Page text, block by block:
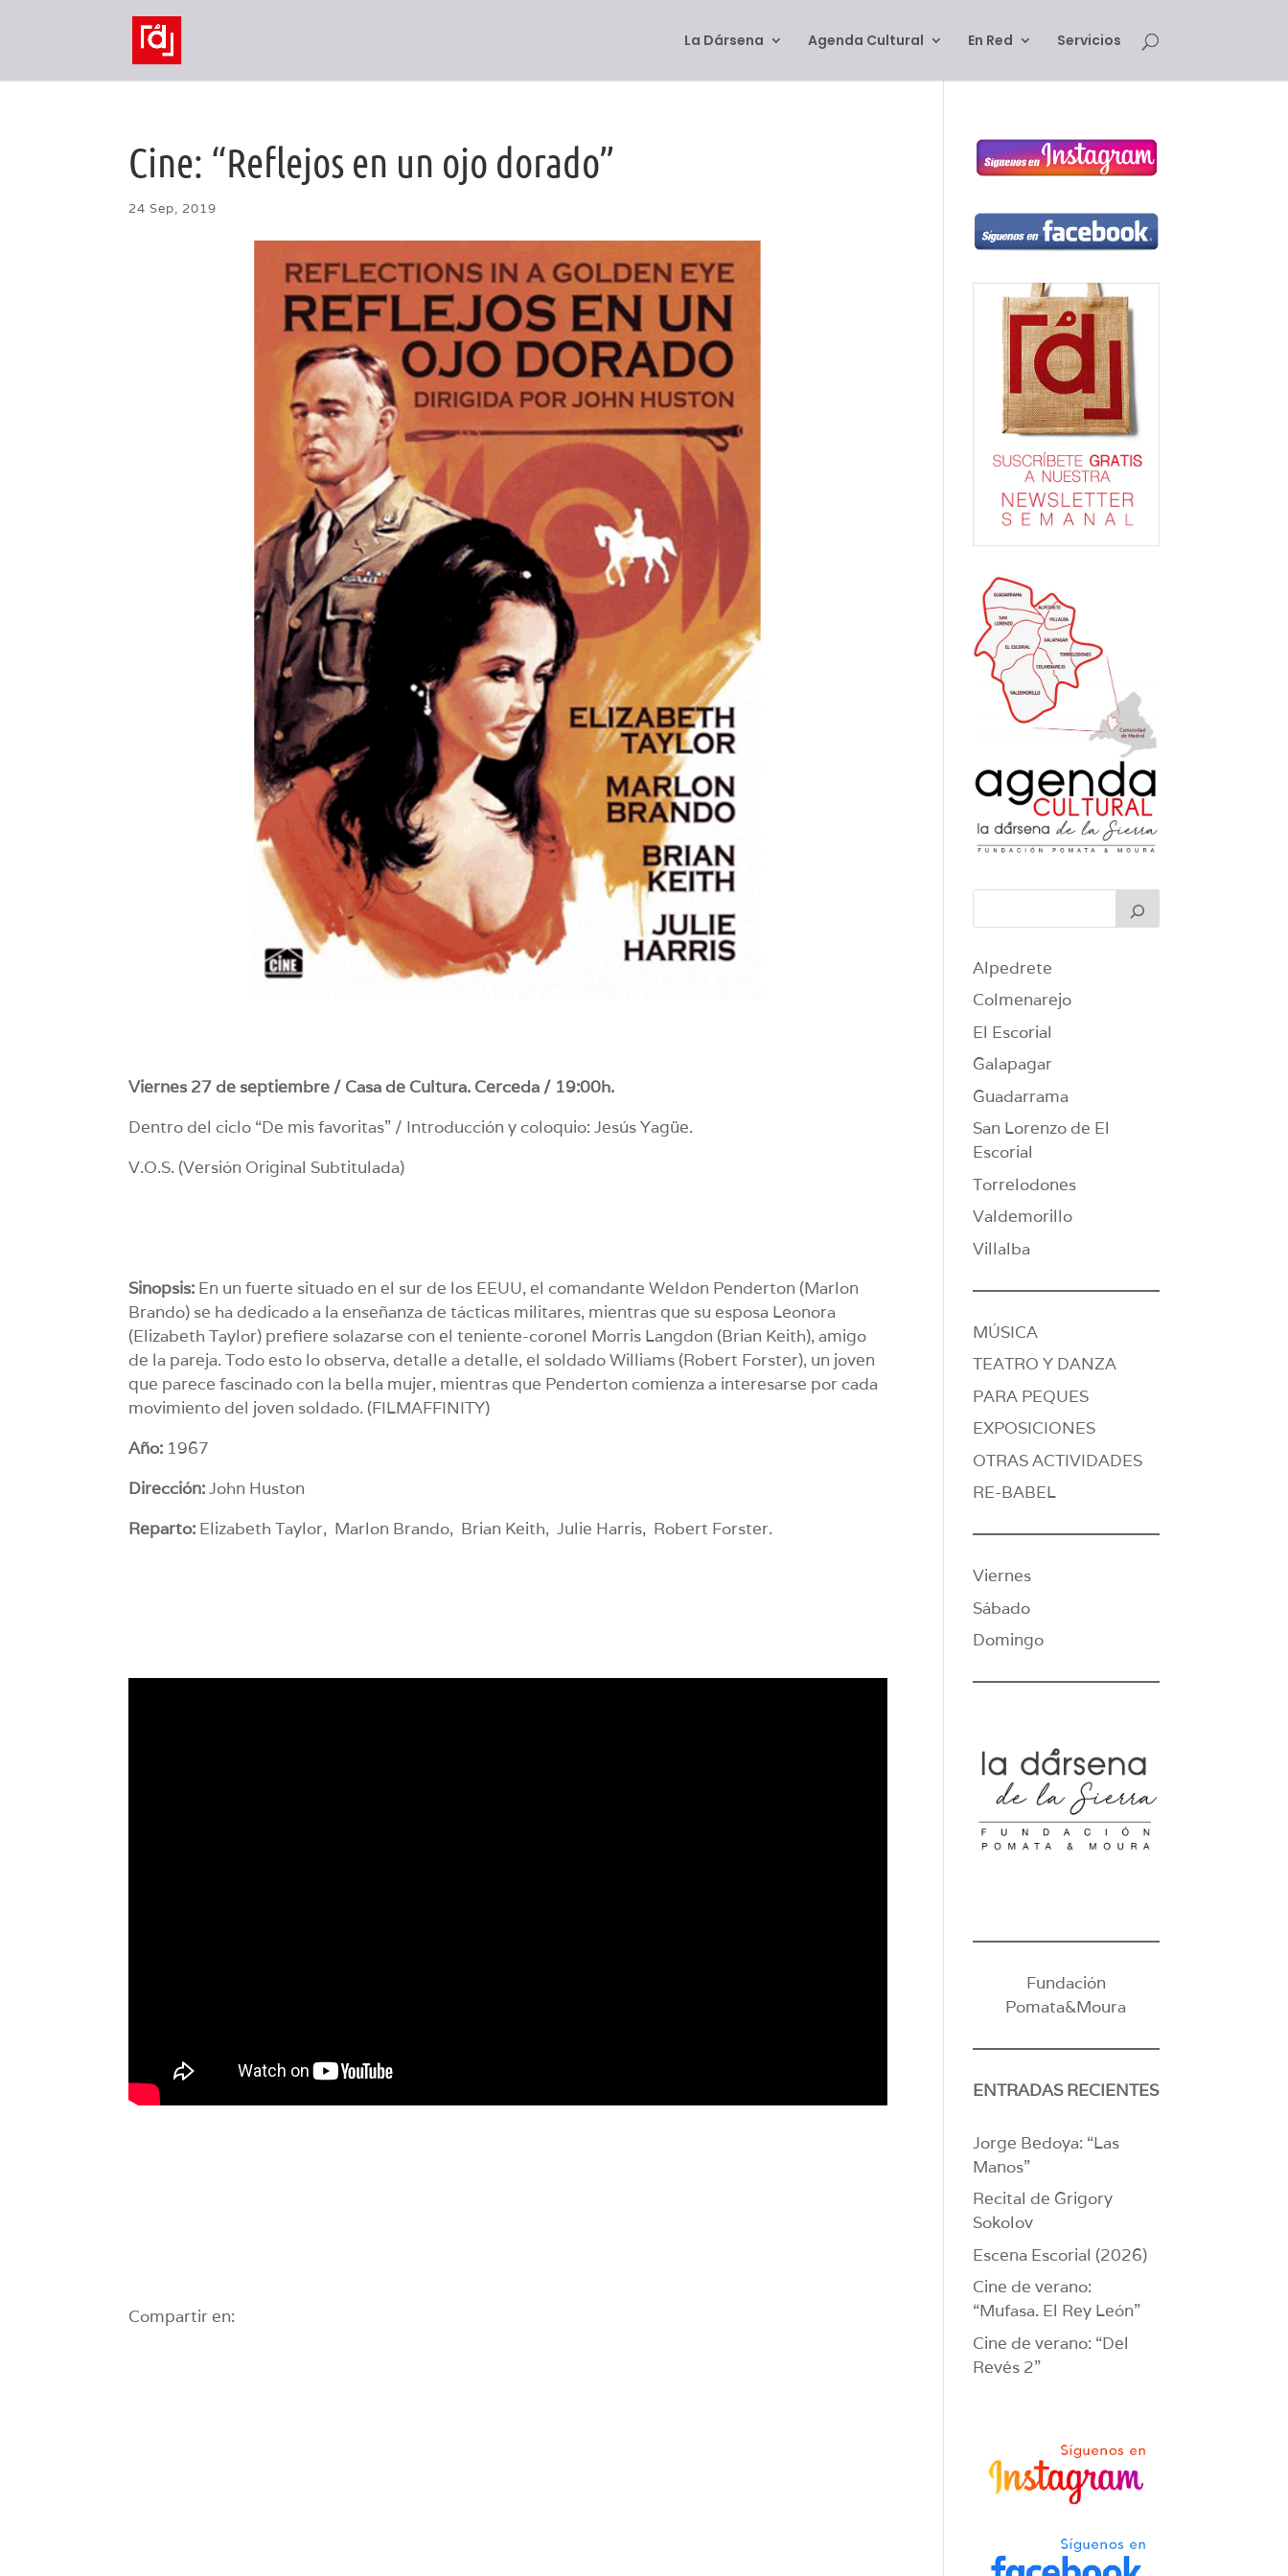
La Dársena Agenda Cultural En Red Servicios
Cine: “Reflejos en un ojo dorado”
24 Sep, 2019
Viernes 27 de septiembre / Casa de Cultura. Cerceda / 19:00h.
Dentro del ciclo “De mis favoritas” / Introducción y coloquio: Jesús Yagüe.
V.O.S. (Versión Original Subtitulada)
Sinopsis: En un fuerte situado en el sur de los EEUU, el comandante Weldon Penderton (Marlon
Brando) se ha dedicado a la enseñanza de tácticas militares, mientras que su esposa Leonora
(Elizabeth Taylor) prefiere solazarse con el teniente-coronel Morris Langdon (Brian Keith), amigo
de la pareja. Todo esto lo observa, detalle a detalle, el soldado Williams (Robert Forster), un joven
que parece fascinado con la bella mujer, mientras que Penderton comienza a interesarse por cada
movimiento del joven soldado. (FILMAFFINITY)
Año: 1967
Dirección:John Huston
Reparto: Elizabeth Taylor, Marlon Brando, Brian Keith, Julie Harris, Robert Forster.
Compartir en:
Alpedrete
Colmenarejo
El Escorial
Galapagar
Guadarrama
San Lorenzo de El
Escorial
Torrelodones
Valdemorillo
Villalba
MÚSICA
TEATRO Y DANZA
PARA PEQUES
EXPOSICIONES
OTRAS ACTIVIDADES
RE-BABEL
Viernes
Sábado
Domingo
Fundación
Pomata&Moura
ENTRADAS RECIENTES
Jorge Bedoya: “Las
Manos”
Recital de Grigory
Sokolov
Escena Escorial (2026)
Cine de verano:
“Mufasa. El Rey León”
Cine de verano: “Del
Revés 2”